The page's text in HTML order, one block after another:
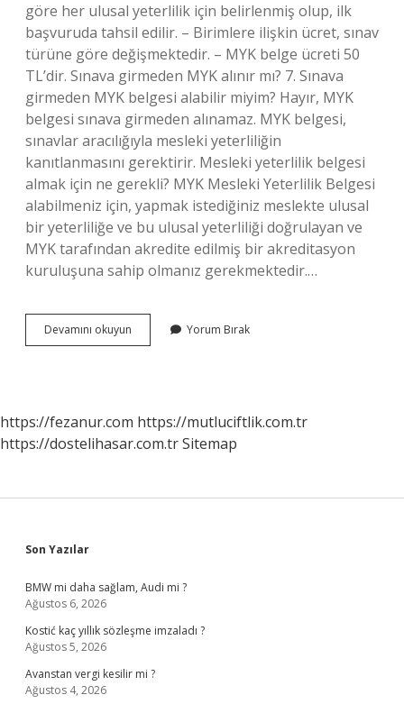
göre her ulusal yeterlilik için belirlenmiş olup, ilk
başvuruda tahsil edilir. – Birimlere ilişkin ücret, sınav
türüne göre değişmektedir. – MYK belge ücreti 50
TL’dir. Sınava girmeden MYK alınır mı? 7. Sınava
girmeden MYK belgesi alabilir miyim? Hayır, MYK
belgesi sınava girmeden alınamaz. MYK belgesi,
sınavlar aracılığıyla mesleki yeterliliğin
kanıtlanmasını gerektirir. Mesleki yeterlilik belgesi
almak için ne gerekli? MYK Mesleki Yeterlilik Belgesi
alabilmeniz için, yapmak istediğiniz meslekte ulusal
bir yeterliliğe ve bu ulusal yeterliliği doğrulayan ve
MYK tarafından akredite edilmiş bir akreditasyon
kuruluşuna sahip olmanız gerekmektedir.…
Devamını okuyun
Yeterlilik
Yorum Bırak
https://fezanur.com https://mutluciftlik.com.tr
https://dostelihasar.com.trSitemap
Sidebar
Son Yazılar
BMW mi daha sağlam, Audi mi ?
Ağustos 6, 2026
Kostić kaç yıllık sözleşme imzaladı ?
Ağustos 5, 2026
Avanstan vergi kesilir mi ?
Ağustos 4, 2026